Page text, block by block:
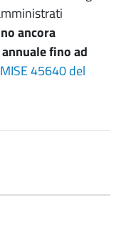
ancora
fino ad
45640 del